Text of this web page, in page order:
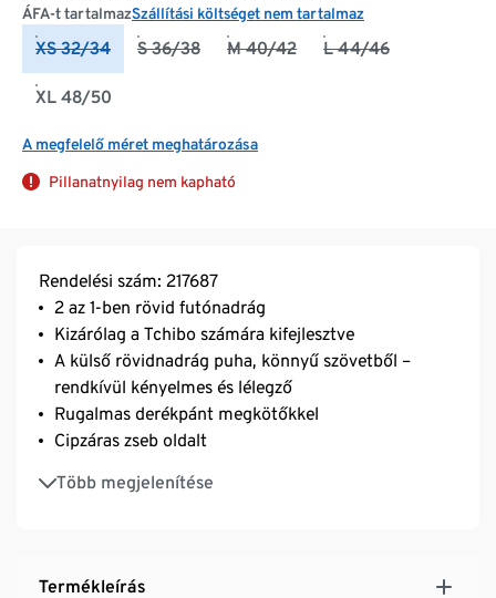
ÁFA-t tartalmazSzállítási költséget nem tartalmaz
XS 32/34 S 36/38 M 40/42 L 44/46
XL 48/50
A megfelelő méret meghatározása
Pillanatnyilag nem kapható
Rendelési szám: 217687
2 az 1-ben rövid futónadrág
Kizárólag a Tchibo számára kifejlesztve
A külső rövidnadrág puha, könnyű szövetből –
rendkívül kényelmes és lélegző
Rugalmas derékpánt megkötőkkel
Cipzáras zseb oldalt
Több megjelenítése
Belevarrt jersey rövidnadrág az optimális
takaráshoz és tartáshoz
A nedvességet izzadtságfoltok nélkül vezeti el
Termékleírás